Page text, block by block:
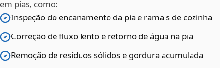
em pias, como:
Inspeção do encanamento da pia e ramais de cozinha
Correção de fluxo lento e retorno de água na pia
Remoção de resíduos sólidos e gordura acumulada